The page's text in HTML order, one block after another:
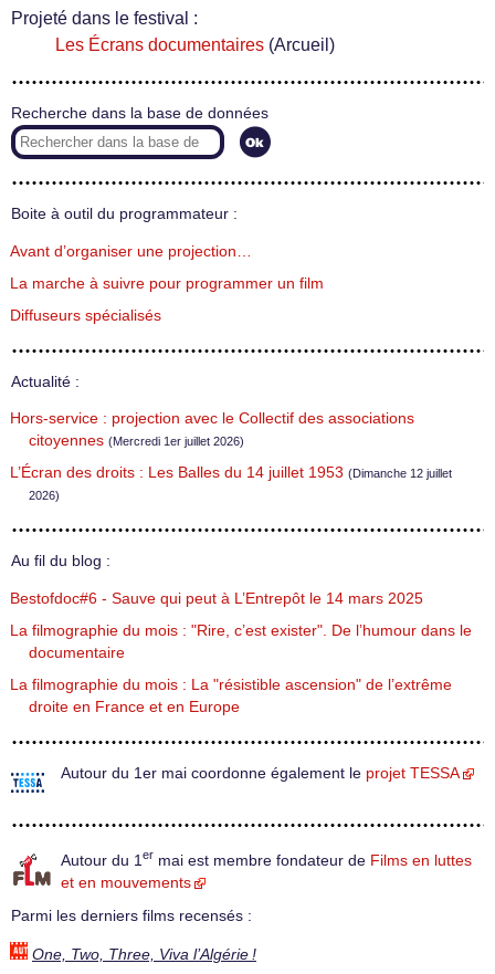
Projeté dans le festival :
Les Écrans documentaires (Arcueil)
Recherche dans la base de données
Boite à outil du programmateur :
Avant d’organiser une projection…
La marche à suivre pour programmer un film
Diffuseurs spécialisés
Actualité :
Hors-service : projection avec le Collectif des associations
citoyennes (Mercredi 1er juillet 2026)
L’Écran des droits : Les Balles du 14 juillet 1953 (Dimanche 12 juillet
2026)
Au fil du blog :
Bestofdoc#6 - Sauve qui peut à L’Entrepôt le 14 mars 2025
La filmographie du mois : "Rire, c’est exister". De l’humour dans le
documentaire
La filmographie du mois : La "résistible ascension" de l’extrême
droite en France et en Europe
Autour du 1er mai coordonne également le projet TESSA
Autour du 1 er mai est membre fondateur de Films en luttes
et en mouvements
Parmi les derniers films recensés :
One, Two, Three, Viva l’Algérie !